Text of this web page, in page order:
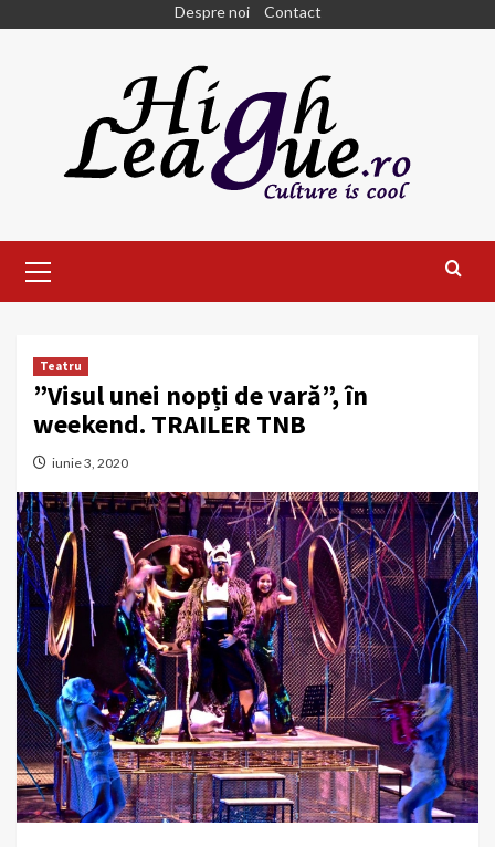
Despre noi Contact
Menu
Teatru
”Visul unei nopți de vară”, în
weekend. TRAILER TNB
iunie 3, 2020